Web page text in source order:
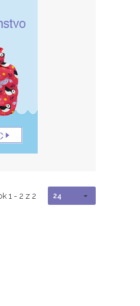
1 - 2 z 2 24